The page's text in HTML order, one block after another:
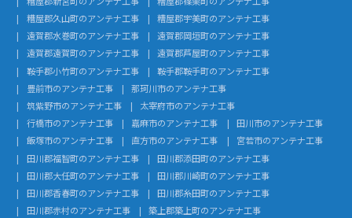
糟屋郡久山町のアンテナ工事
糟屋郡宇美町のアンテナ工事
遠賀郡水巻町のアンテナ工事
遠賀郡岡垣町のアンテナ工事
遠賀郡遠賀町のアンテナ工事
遠賀郡芦屋町のアンテナ工事
鞍手郡小竹町のアンテナ工事
鞍手郡鞍手町のアンテナ工事
豊前市のアンテナ工事
那珂川市のアンテナ工事
筑紫野市のアンテナ工事
太宰府市のアンテナ工事
行橋市のアンテナ工事
嘉麻市のアンテナ工事
田川市のアンテナ工事
飯塚市のアンテナ工事
直方市のアンテナ工事
宮若市のアンテナ工事
田川郡福智町のアンテナ工事
田川郡添田町のアンテナ工事
田川郡大任町のアンテナ工事
田川郡川崎町のアンテナ工事
田川郡香春町のアンテナ工事
田川郡糸田町のアンテナ工事
田川郡赤村のアンテナ工事
築上郡築上町のアンテナ工事